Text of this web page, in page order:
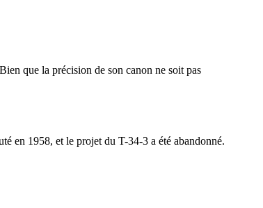
que la précision de son canon ne soit pas
en 1958, et le projet du T-34-3 a été abandonné.